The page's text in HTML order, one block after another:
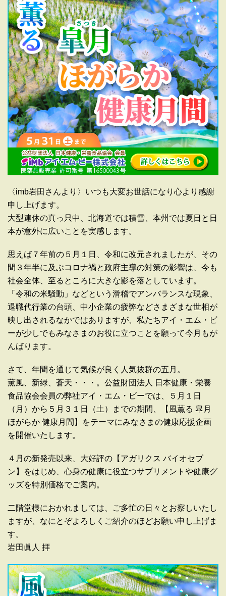
〈imb岩田さんより〉いつも大変お世話になり心より感謝
申し上げます。
大型連休の真っ只中、北海道では積雪、本州では夏日と日
本が意外に広いことを実感します。
思えば７年前の５月１日、令和に改元されましたが、その
間３年半に及ぶコロナ禍と政府主導の対策の影響は、今も
社会全体、至るところに大きな影を落としています。
「令和の米騒動」などという滑稽でアンバランスな現象、
退職代行業の台頭、中小企業の疲弊などさまざまな世相が
映し出されるなかではありますが、私たちアイ・エム・ビ
ーが少しでもみなさまのお役に立つことを願って今月もが
んばります。
さて、年間を通じて気候が良く人気抜群の五月。
薫風、新緑、蒼天・・・。公益財団法人 日本健康・栄養
食品協会会員の弊社アイ・エム・ビーでは、５月１日
（月）から５月３１日（土）までの期間、【風薫る 皐月
ほがらか 健康月間】をテーマにみなさまの健康応援企画
を開催いたします。
４月の新発売以来、大好評の【アガリクス バイオセブ
ン】をはじめ、心身の健康に役立つサプリメントや健康グ
ッズを特別価格でご案内。
二階堂様におかれましては、ご多忙の日々とお察しいたし
ますが、なにとぞよろしくご紹介のほどお願い申し上げま
す。
岩田眞人 拝